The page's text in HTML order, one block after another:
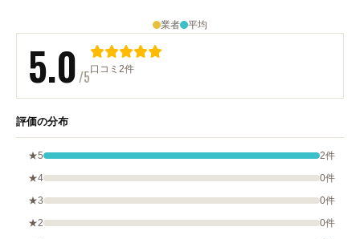
業者 平均
5.0/5口コミ2件
評価の分布
★5
2件
★4
0件
★3
0件
★2
0件